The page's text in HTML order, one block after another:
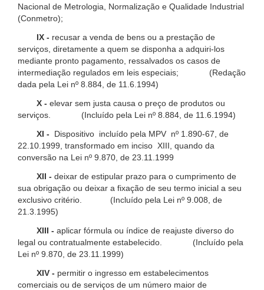
Nacional de Metrologia, Normalização e Qualidade Industrial
(Conmetro);
IX - recusar a venda de bens ou a prestação de
serviços, diretamente a quem se disponha a adquiri-los
mediante pronto pagamento, ressalvados os casos de
intermediação regulados em leis especiais; (Redação
dada pela Lei nº 8.884, de 11.6.1994)
X - elevar sem justa causa o preço de produtos ou
serviços. (Incluído pela Lei nº 8.884, de 11.6.1994)
XI -
Dispositivo incluído pela MPV nº 1.890-67, de
22.10.1999, transformado em inciso XIII, quando da
conversão na Lei nº 9.870, de 23.11.1999
XII - deixar de estipular prazo para o cumprimento de
sua obrigação ou deixar a fixação de seu termo inicial a seu
exclusivo critério. (Incluído pela Lei nº 9.008, de
21.3.1995)
XIII - aplicar fórmula ou índice de reajuste diverso do
legal ou contratualmente estabelecido. (Incluído pela
Lei nº 9.870, de 23.11.1999)
XIV - permitir o ingresso em estabelecimentos
comerciais ou de serviços de um número maior de